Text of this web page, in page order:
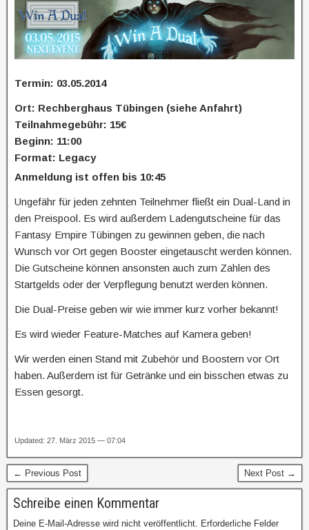
Termin: 03.05.2014
Ort: Rechberghaus Tübingen (siehe Anfahrt)
Teilnahmegebühr: 15€
Beginn: 11:00
Format: Legacy
Anmeldung ist offen bis 10:45
Ungefähr für jeden zehnten Teilnehmer fließt ein Dual-Land in
den Preispool. Es wird außerdem Ladengutscheine für das
Fantasy Empire Tübingen zu gewinnen geben, die nach
Wunsch vor Ort gegen Booster eingetauscht werden können.
Die Gutscheine können ansonsten auch zum Zahlen des
Startgelds oder der Verpflegung benutzt werden können.
Die Dual-Preise geben wir wie immer kurz vorher bekannt!
Es wird wieder Feature-Matches auf Kamera geben!
Wir werden einen Stand mit Zubehör und Boostern vor Ort
haben. Außerdem ist für Getränke und ein bisschen etwas zu
Essen gesorgt.
Updated: 27. März 2015 — 07:04
← Previous Post Next Post →
Schreibe einen Kommentar
Deine E-Mail-Adresse wird nicht veröffentlicht.
Erforderliche Felder